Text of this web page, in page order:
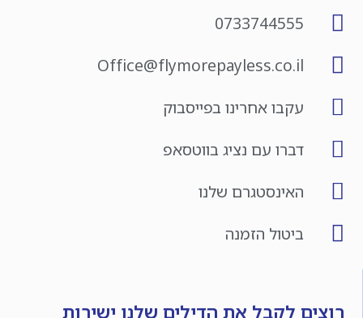
0733744555
Office@flymorepayless.co.il
עקבו אחרינו בפייסבוק
דברו עם נציג בווטסאפ
האינסטגרם שלנו
ביטול הזמנה
רוצים לקבל את הדילים שלנו ישירות